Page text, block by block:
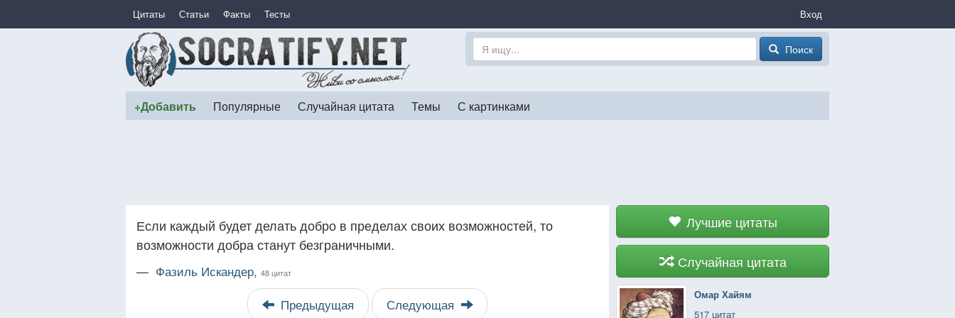
Цитаты Статьи Факты Тесты Вход
Поиск
+Добавить Популярные Случайная цитата Темы С картинками
Лучшие цитаты
Случайная цитата
Омар Хайям
517 цитат
Если каждый будет делать добро в пределах своих возможностей, то
возможности добра станут безграничными.
— Фазиль Искандер, 48 цитат
Предыдущая Следующая